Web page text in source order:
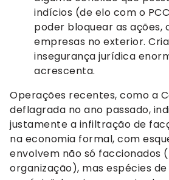
indícios (de elo com o
poder bloquear as ações,
empresas no exterior.
insegurança jurídica
acrescenta.
Operações recentes, como a
deflagrada no ano passado,
justamente a infiltração de
na economia formal, com
envolvem não só faccionados
organização), mas espécies